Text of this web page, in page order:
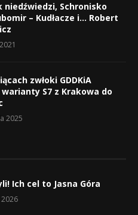
niedźwiedzi, Schronisko
– Kudłacze i… Robert
zwłoki GDDKiA
S7 z Krakowa do
2025
Ich cel to Jasna Góra